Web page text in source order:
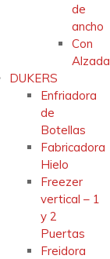
de
ancho
Con
Alzada
DUKERS
Enfriadora
de
Botellas
Fabricadora
Hielo
Freezer
vertical – 1
y 2
Puertas
Freidora